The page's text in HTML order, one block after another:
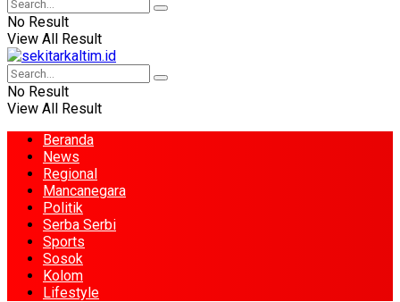
No Result
View All Result
No Result
View All Result
Beranda
News
Regional
Mancanegara
Politik
Serba Serbi
Sports
Sosok
Kolom
Lifestyle